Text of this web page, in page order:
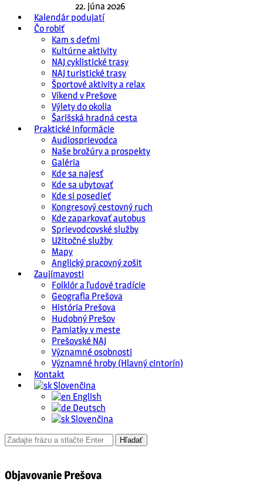
22. júna 2026
Kalendár podujatí
Čo robiť
Kam s deťmi
Kultúrne aktivity
NAJ cyklistické trasy
NAJ turistické trasy
Športové aktivity a relax
Víkend v Prešove
Výlety do okolia
Šarišská hradná cesta
Praktické informácie
Audiosprievodca
Naše brožúry a prospekty
Galéria
Kde sa najesť
Kde sa ubytovať
Kde si posedieť
Kongresový cestovný ruch
Kde zaparkovať autobus
Sprievodcovské služby
Užitočné služby
Mapy
Anglický pracovný zošit
Zaujímavosti
Folklór a ľudové tradície
Geografia Prešova
História Prešova
Hudobný Prešov
Pamiatky v meste
Prešovské NAJ
Významné osobnosti
Významné hroby (Hlavný cintorín)
Kontakt
Slovenčina
English
Deutsch
Slovenčina
Objavovanie Prešova